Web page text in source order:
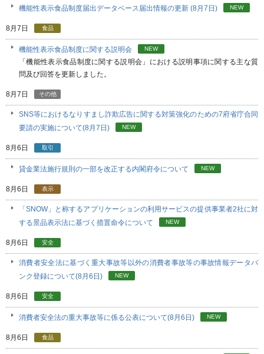
機能性表示食品制度届出データベース届出情報の更新 (8月7日) NEW
8月7日 食品
機能性表示食品制度に関する説明会 NEW
「機能性表示食品制度に関する説明会」における説明事項に関する主な質
問及び回答を更新しました。
8月7日 その他
SNS等におけるなりすまし詐欺広告に関する対策強化のための7府省庁合同
要請の実施について(8月7日)
NEW
8月6日 取引
貸金業法施行規則の一部を改正する内閣府令について NEW
8月6日 表示
「SNOW」と称するアプリケーションの利用サービスの提供事業者2社に対
する景品表示法に基づく措置命令について
NEW
8月6日 安全
消費者安全法に基づく重大事故等以外の消費者事故等の事故情報データバ
ンク登録について(8月6日)
NEW
8月6日 安全
消費者安全法の重大事故等に係る公表について(8月6日) NEW
8月6日 食品